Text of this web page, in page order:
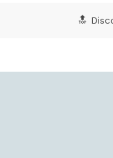
🔝